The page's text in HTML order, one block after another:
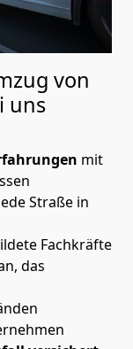
von
uns
mit
Straße in
Fachkräfte
das